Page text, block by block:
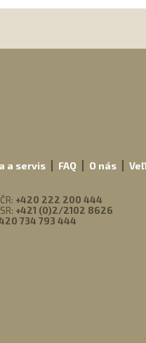
a servis FAQ O nás
+420 222 200 444
+421 (0)2/2102 8626
734 793 444